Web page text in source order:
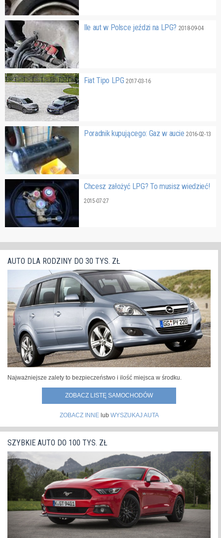
Ile aut w Polsce jeździ na LPG? 2018-09-04
Fiat Tipo LPG2017-03-16
Poradnik kupującego: Gaz w aucie2016-02-13
Chcesz założyć LPG? To musisz wiedzieć!
2015-07-27
AUTO DLA RODZINY DO 30 TYS. ZŁ
Najważniejsze zalety to bezpieczeństwo i ilość miejsca w środku.
ZOBACZ LISTĘ SAMOCHODÓW
ZOBACZ INNElub WYSZUKAJ AUTA
SZYBKIE AUTO DO 100 TYS. ZŁ